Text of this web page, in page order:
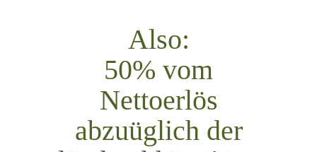
Also:
50% vom
Nettoerlös
abzuüglich der